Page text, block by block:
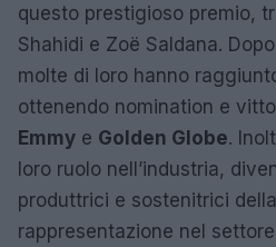
questo prestigioso premio,
Shahidi e Zoë Saldana.
molte di loro hanno
ottenendo nomination e
Emmy e Golden Globe.
loro ruolo nell’industria,
produttrici e sostenitrici
rappresentazione nel